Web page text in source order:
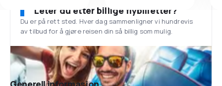
Leter du etter billige flybilletter?
Du er på rett sted. Hver dag sammenligner vi hundrevis
av tilbud for å gjøre reisen din så billig som mulig.